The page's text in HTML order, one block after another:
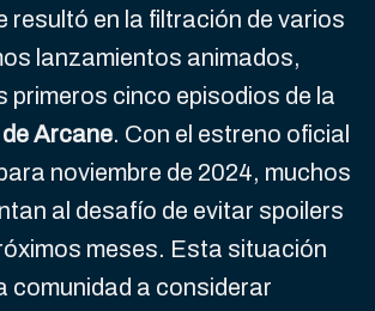
resultó en la filtración de varios
lanzamientos animados,
primeros cinco episodios de la
Arcane. Con el estreno oficial
noviembre de 2024, muchos
al desafío de evitar spoilers
meses. Esta situación
comunidad a considerar